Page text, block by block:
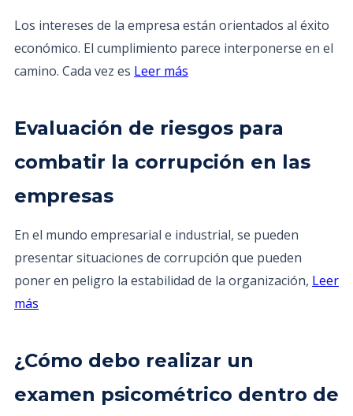
Los intereses de la empresa están orientados al éxito
económico. El cumplimiento parece interponerse en el
camino. Cada vez es Leer más
Evaluación de riesgos para
combatir la corrupción en las
empresas
En el mundo empresarial e industrial, se pueden
presentar situaciones de corrupción que pueden
poner en peligro la estabilidad de la organización, Leer
más
¿Cómo debo realizar un
examen psicométrico dentro de